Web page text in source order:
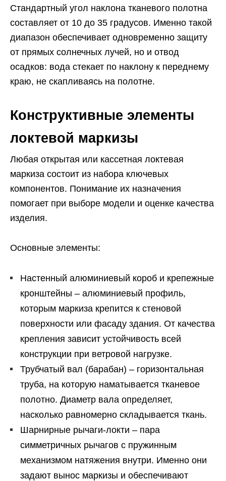
Стандартный угол наклона тканевого полотна
составляет от 10 до 35 градусов. Именно такой
диапазон обеспечивает одновременно защиту
от прямых солнечных лучей, но и отвод
осадков: вода стекает по наклону к переднему
краю, не скапливаясь на полотне.
Конструктивные элементы
локтевой маркизы
Любая открытая или кассетная локтевая
маркиза состоит из набора ключевых
компонентов. Понимание их назначения
помогает при выборе модели и оценке качества
изделия.
Основные элементы:
Настенный алюминиевый короб и крепежные
кронштейны – алюминиевый профиль,
которым маркиза крепится к стеновой
поверхности или фасаду здания. От качества
крепления зависит устойчивость всей
конструкции при ветровой нагрузке.
Трубчатый вал (барабан) – горизонтальная
труба, на которую наматывается тканевое
полотно. Диаметр вала определяет,
насколько равномерно складывается ткань.
Шарнирные рычаги-локти – пара
симметричных рычагов с пружинным
механизмом натяжения внутри. Именно они
задают вынос маркизы и обеспечивают